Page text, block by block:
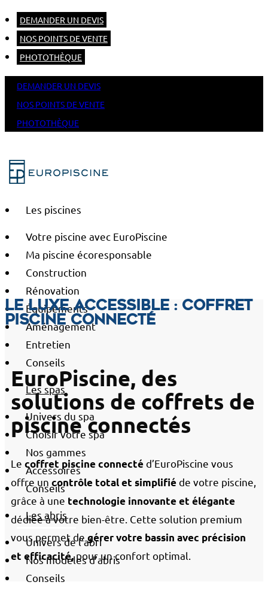
DEMANDER UN DEVIS
NOS POINTS DE VENTE
PHOTOTHÈQUE
DEMANDER UN DEVIS
NOS POINTS DE VENTE
PHOTOTHÈQUE
Les piscines
Votre piscine avec EuroPiscine
Ma piscine écoresponsable
Construction
Rénovation
Équipements
Aménagement
Entretien
Conseils
Les spas
Univers du spa
Choisir votre spa
Nos gammes
Accessoires
Conseils
Les abris
Univers de l’abri
Nos modèles d’abris
Conseils
Le luxe accessible : Coffret
piscine connecté
EuroPiscine, des
solutions de coffrets de
piscine connectés
Le coffret piscine connectéd’EuroPiscine vous
offre un contrôle total et simplifiéde votre piscine,
grâce à une technologie innovante et élégante
dédiée à votre bien-être. Cette solution premium
vous permet de gérer votre bassin avec précision
et efficacité,pour un confort optimal.